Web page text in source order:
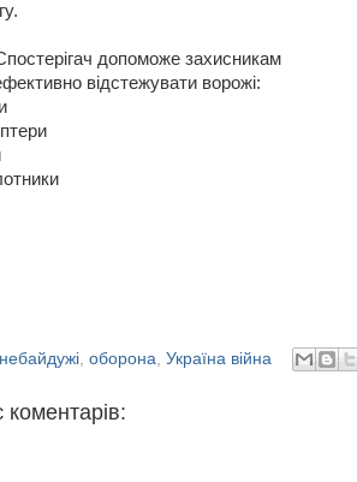
допоможе захисникам
відстежувати ворожі:
небайдужі оборона Україна війна